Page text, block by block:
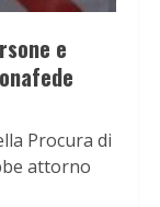
e
Procura di
attorno